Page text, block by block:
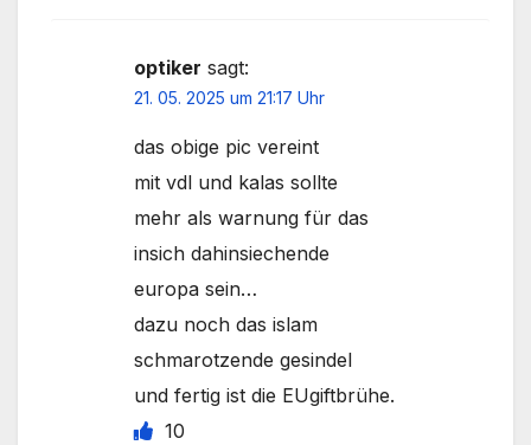
optiker sagt:
21. 05. 2025 um 21:17 Uhr
das obige pic vereint
mit vdl und kalas sollte
mehr als warnung für das
insich dahinsiechende
europa sein…
dazu noch das islam
schmarotzende gesindel
und fertig ist die EUgiftbrühe.
10